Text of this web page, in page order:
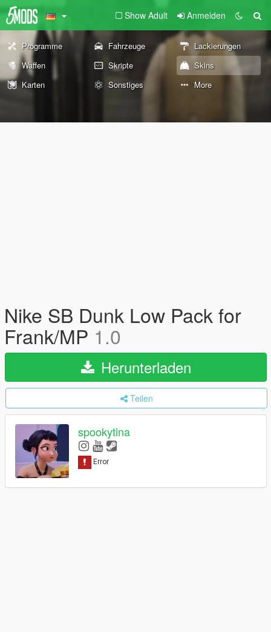
Show Adult Anmelden
Programme Fahrzeuge
Lackierungen
Waffen
Skripte
Skins
Karten
Sonstiges More
Nike SB Dunk Low Pack for
Frank/MP 1.0
Herunterladen
Teilen
spookytina